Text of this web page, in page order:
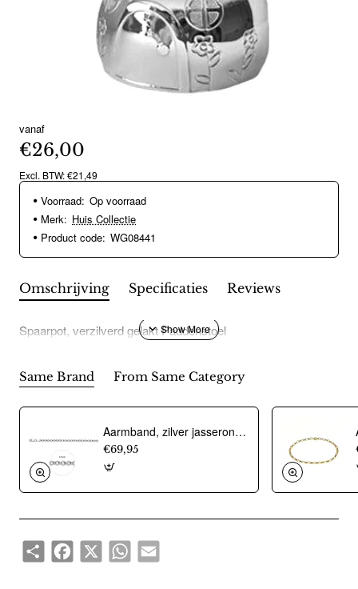
vanaf
€26,00
Excl. BTW: €21,49
Voorraad: Op voorraad
Merk: Huis Collectie
Product code: WG08441
Omschrijving Specificaties Reviews
Spaarpot, verzilverd gelakt Paddenstoel
Same Brand From Same Category
Aarmband, zilver jasseron 4,5mm. (lengte 18cm.) - 10274
€69,95
ShareFacebook
X WhatsAppEmail